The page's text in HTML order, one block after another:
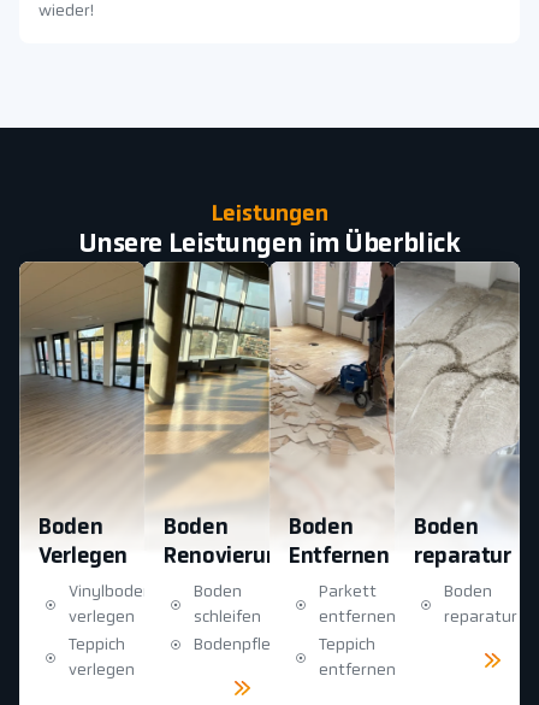
wieder!
Leistungen
Unsere Leistungen im Überblick
Boden
Verlegen
Vinylboden
verlegen
Teppich
verlegen
Boden
Renovierung
Boden
schleifen
Bodenpflege
Boden
Entfernen
Parkett
entfernen
Teppich
entfernen
Boden
reparatur
Boden
reparatur